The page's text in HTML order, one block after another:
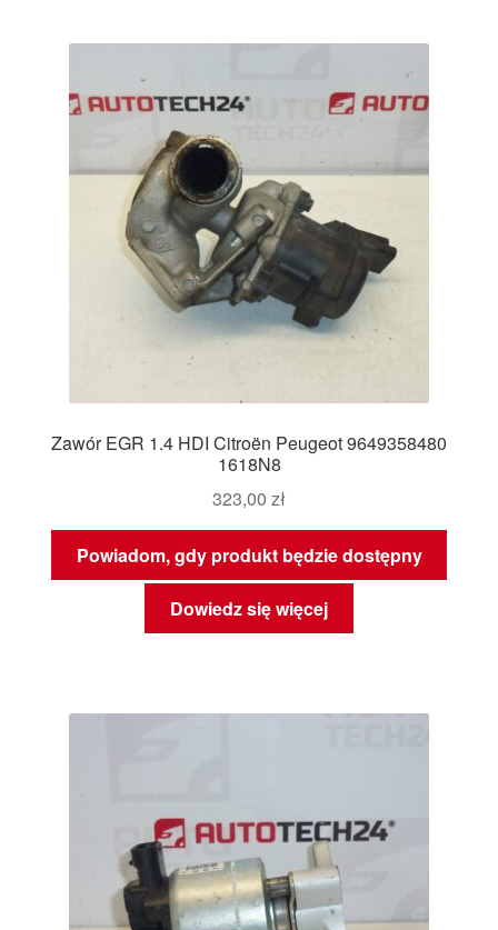
Zawór EGR 1.4 HDI Citroën Peugeot 9649358480
1618N8
323,00 zł
Powiadom, gdy produkt będzie dostępny
Dowiedz się więcej